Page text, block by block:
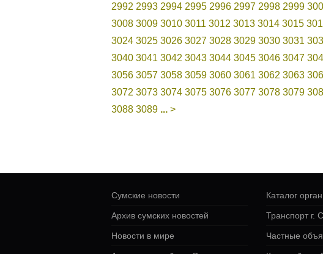
2992 2993 2994 2995 2996 2997 2998 2999
3008 3009 3010 3011 3012 3013 3014 3015
3024 3025 3026 3027 3028 3029 3030 3031
3040 3041 3042 3043 3044 3045 3046 3047
3056 3057 3058 3059 3060 3061 3062 3063
3072 3073 3074 3075 3076 3077 3078 3079
3088 3089 ... >
Сумские новости
Архив сумских новостей
Новости в мире
Каталог
Транспорт г.
Частные